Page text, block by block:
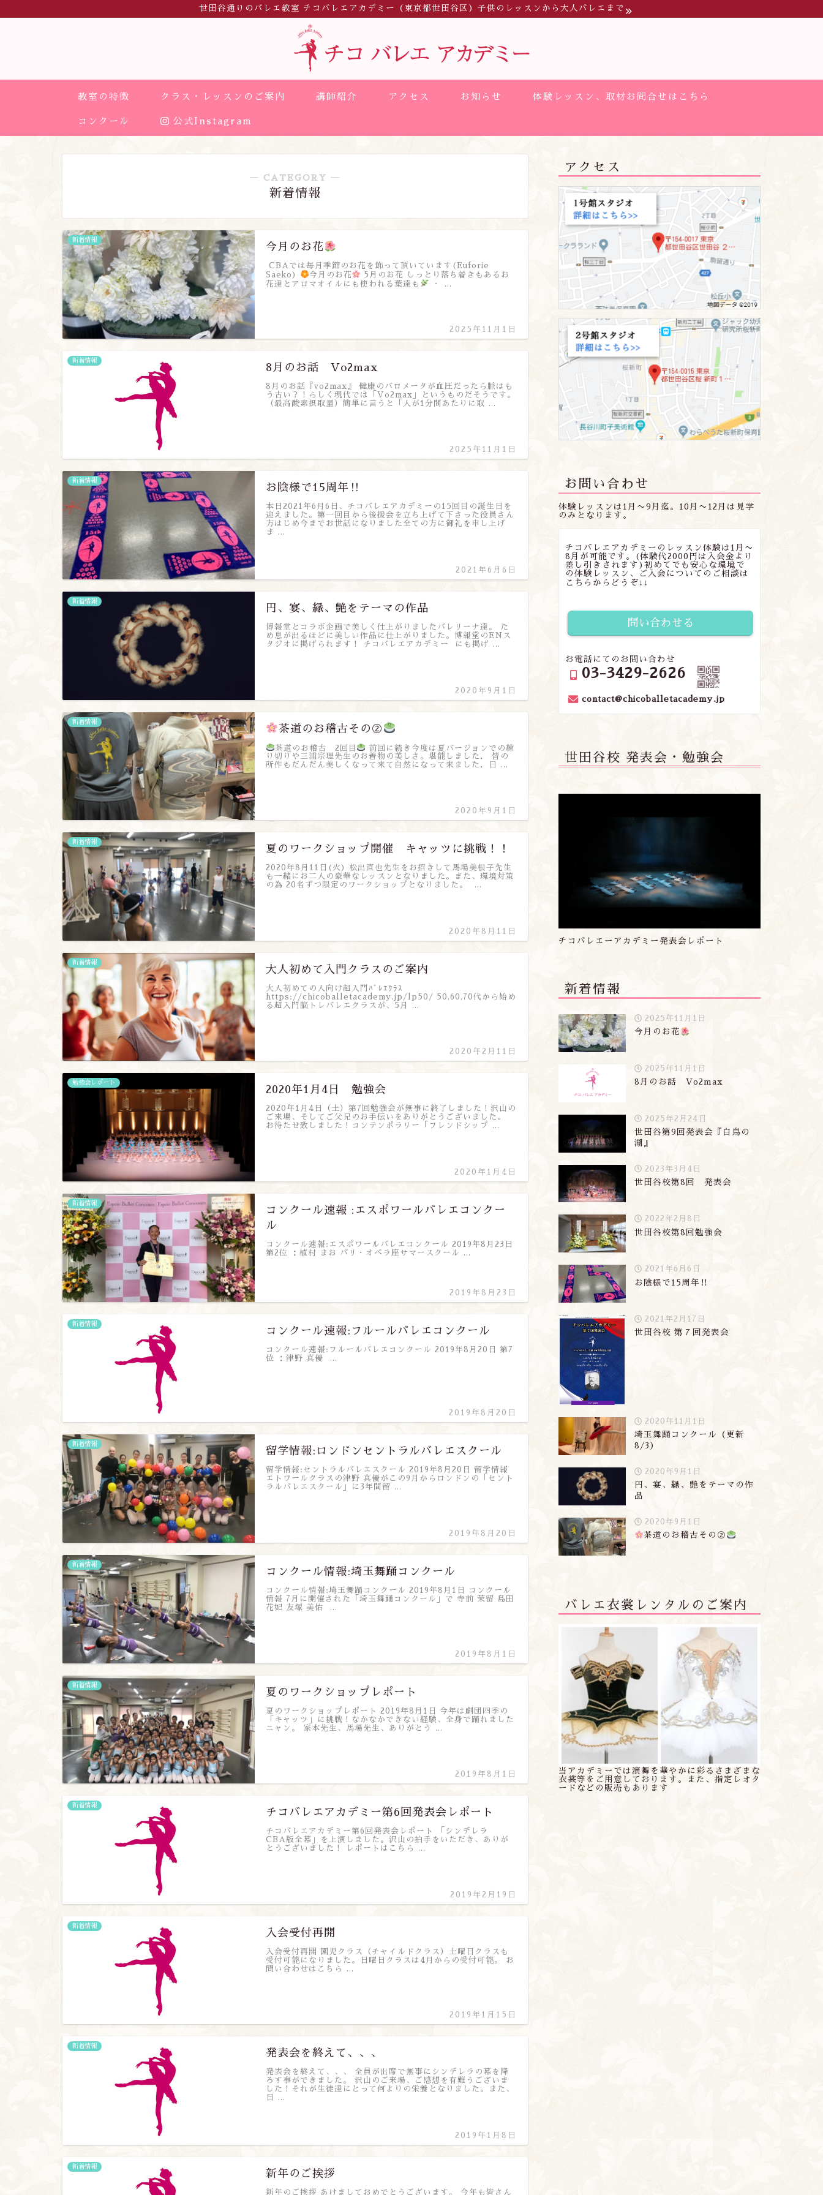
世田谷通りのバレエ教室 チコバレエアカデミー（東京都世田谷区）子供のレッスンから大人バレエまで
教室の特徴 クラス・レッスンのご案内 講師紹介 アクセス お知らせ 体験レッスン、取材お問合せはこちら
コンクール 公式Instagram
― CATEGORY ―
新着情報
新着情報
今月のお花
2025年11月1日
CBAでは毎月季節のお花を飾って頂いています(Euforie
Saeko)
今月のお花
5月のお花 しっとり落ち着きもあるお
花達とアロマオイルにも使われる葉達も
・ …
新着情報
8月のお話 Vo2max
2025年11月1日
8月のお話『vo2max』 健康のバロメータが血圧だったら脈はも
う古い？！らしく現代では「Vo2max」というものだそうです。
（最高酸素摂取量）簡単に言うと「人が1分間あたりに取 …
新着情報
お陰様で15周年‼︎
2021年6月6日
本日2021年6月6日、チコバレエアカデミーの15回目の誕生日を
迎えました。第一回目から後援会を立ち上げて下さった役員さん
方はじめ今までお世話になりました全ての方に御礼を申し上げ
ま …
新着情報
円、宴、縁、艶をテーマの作品
2020年9月1日
博報堂とコラボ企画で美しく仕上がりましたバレリーナ達。 た
め息が出るほどに美しい作品に仕上がりました。博報堂のENス
タジオに掲げられます！ チコバレエアカデミー にも掲げ …
新着情報
茶道のお稽古その②
2020年9月1日
茶道のお稽古 2回目
前回に続き今度は夏バージョンでの練
り切りや三浦宗理先生のお着物の美しさ。堪能しました． 皆の
所作もだんだん美しくなって来て自然になって来ました．日 …
新着情報
夏のワークショップ開催 キャッツに挑戦！！
2020年8月11日
2020年8月11日(火) 松出直也先生をお招きして馬場美根子先生
も一緒にお二人の豪華なレッスンとなりました。また、環境対策
の為 20名ずつ限定のワークショップとなりました。 …
新着情報
大人初めて入門クラスのご案内
2020年2月11日
大人初めての人向け超入門ﾊﾞﾚｴｸﾗｽ
https://chicoballetacademy.jp/lp50/ 50,60,70代から始め
る超入門脳トレバレエクラスが、5月 …
勉強会レポート
2020年1月4日 勉強会
2020年1月4日
2020年1月4日（土）第7回勉強会が無事に終了しました！沢山の
ご来場、そしてご父兄のお手伝いをありがとうございました。
お待たせ致しました！コンテンポラリー「フレンドシップ …
新着情報
コンクール速報 :エスポワールバレエコンクー
ル
2019年8月23日
コンクール速報:エスポワールバレエコンクール 2019年8月23日
第2位 ：植村 まお パリ・オペラ座サマースクール …
新着情報
コンクール速報:フルールバレエコンクール
2019年8月20日
コンクール速報:フルールバレエコンクール 2019年8月20日 第7
位 ：津野 真優 …
新着情報
留学情報:ロンドンセントラルバレエスクール
2019年8月20日
留学情報:セントラルバレエスクール 2019年8月20日 留学情報
エトワールクラスの津野 真優がこの9月からロンドンの「セント
ラルバレエスクール」に3年間留 …
新着情報
コンクール情報:埼玉舞踊コンクール
2019年8月1日
コンクール情報:埼玉舞踊コンクール 2019年8月1日 コンクール
情報 7月に開催された「埼玉舞踊コンクール」で 寺前 茉留 島田
花妃 友塚 美佑 …
新着情報
夏のワークショップレポート
2019年8月1日
夏のワークショップレポート 2019年8月1日 今年は劇団四季の
「キャッツ」に挑戦！なかなかできない経験、全身で踊れました
ニャン。 家本先生、馬場先生、ありがとう …
新着情報
チコバレエアカデミー第6回発表会レポート
2019年2月19日
チコバレエアカデミー第6回発表会レポート 「シンデレラ
CBA版全幕」を上演しました。沢山の拍手をいただき、ありが
とうございました！ レポートはこちら …
新着情報
入会受付再開
2019年1月15日
入会受付再開 園児クラス（チャイルドクラス）土曜日クラスも
受付可能になりました。日曜日クラスは4月からの受付可能。 お
問い合わせはこちら …
新着情報
発表会を終えて、、、
2019年1月8日
発表会を終えて、、、 全員が出席で無事にシンデレラの幕を降
ろす事ができました。 沢山のご来場、ご感想を有難うございま
した！それが生徒達にとって何よりの栄養となりました。また、
日 …
新着情報
新年のご挨拶
新年のご挨拶 あけましておめでとうございます。 今年も皆さん
アクセス
お問い合わせ
体験レッスンは1月〜9月迄。10月〜12月は見学
のみとなります。
チコバレエアカデミーのレッスン体験は1月〜
8月が可能です。(体験代2000円は入会金より
差し引きされます)初めてでも安心な環境で
の体験レッスン、ご入会についてのご相談は
こちらからどうぞ↓↓
問い合わせる
お電話にてのお問い合わせ
03-3429-2626
contact@chicoballetacademy.jp
世田谷校 発表会・勉強会
チコバレエーアカデミー発表会レポート
新着情報
2025年11月1日
今月のお花
2025年11月1日
8月のお話 Vo2max
2025年2月24日
世田谷第9回発表会『白鳥の
湖』
2023年3月4日
世田谷校第8回 発表会
2022年2月8日
世田谷校第8回勉強会
2021年6月6日
お陰様で15周年‼︎
2021年2月17日
世田谷校 第７回発表会
2020年11月1日
埼玉舞踊コンクール（更新
8/3）
2020年9月1日
円、宴、縁、艶をテーマの作
品
2020年9月1日
茶道のお稽古その②
バレエ衣裳レンタルのご案内
当アカデミーでは演舞を華やかに彩るさまざまな
衣裳等をご用意しております。また、指定レオタ
ードなどの販売もあります